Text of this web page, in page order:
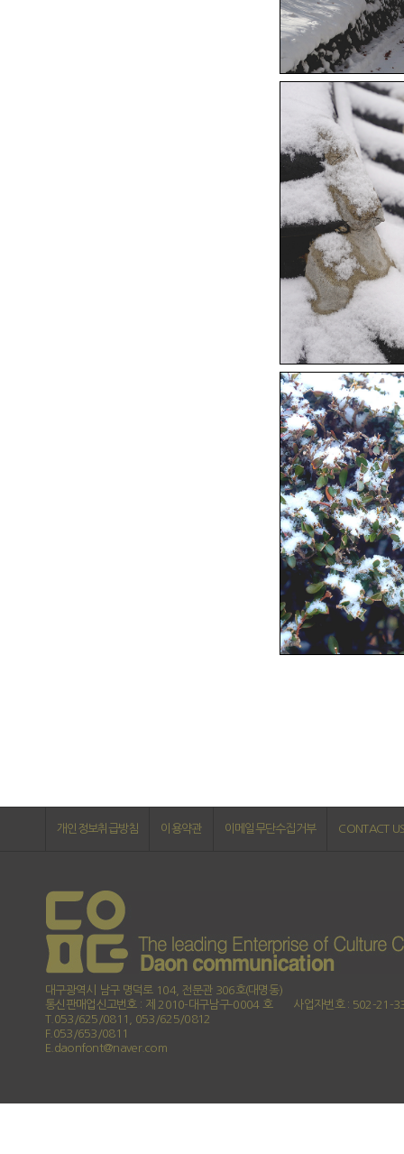
개인정보취급방침 이용약관 이메일무단수집거부 CONTACT
대구광역시 남구 명덕로 104, 전문관 306호(대명동)
통신판매업신고번호 : 제 2010-대구남구-0004 호
사업자번호 : 502-21-
T.053/625/0811, 053/625/0812
F.053/653/0811
E.daonfont@naver.com